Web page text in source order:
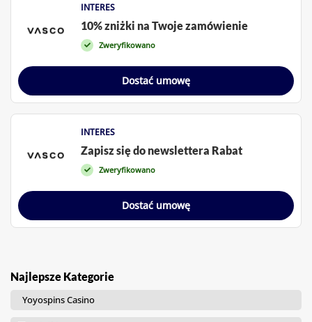
INTERES
10% zniżki na Twoje zamówienie
Zweryfikowano
Dostać umowę
INTERES
Zapisz się do newslettera Rabat
Zweryfikowano
Dostać umowę
Najlepsze Kategorie
Yoyospins Casino